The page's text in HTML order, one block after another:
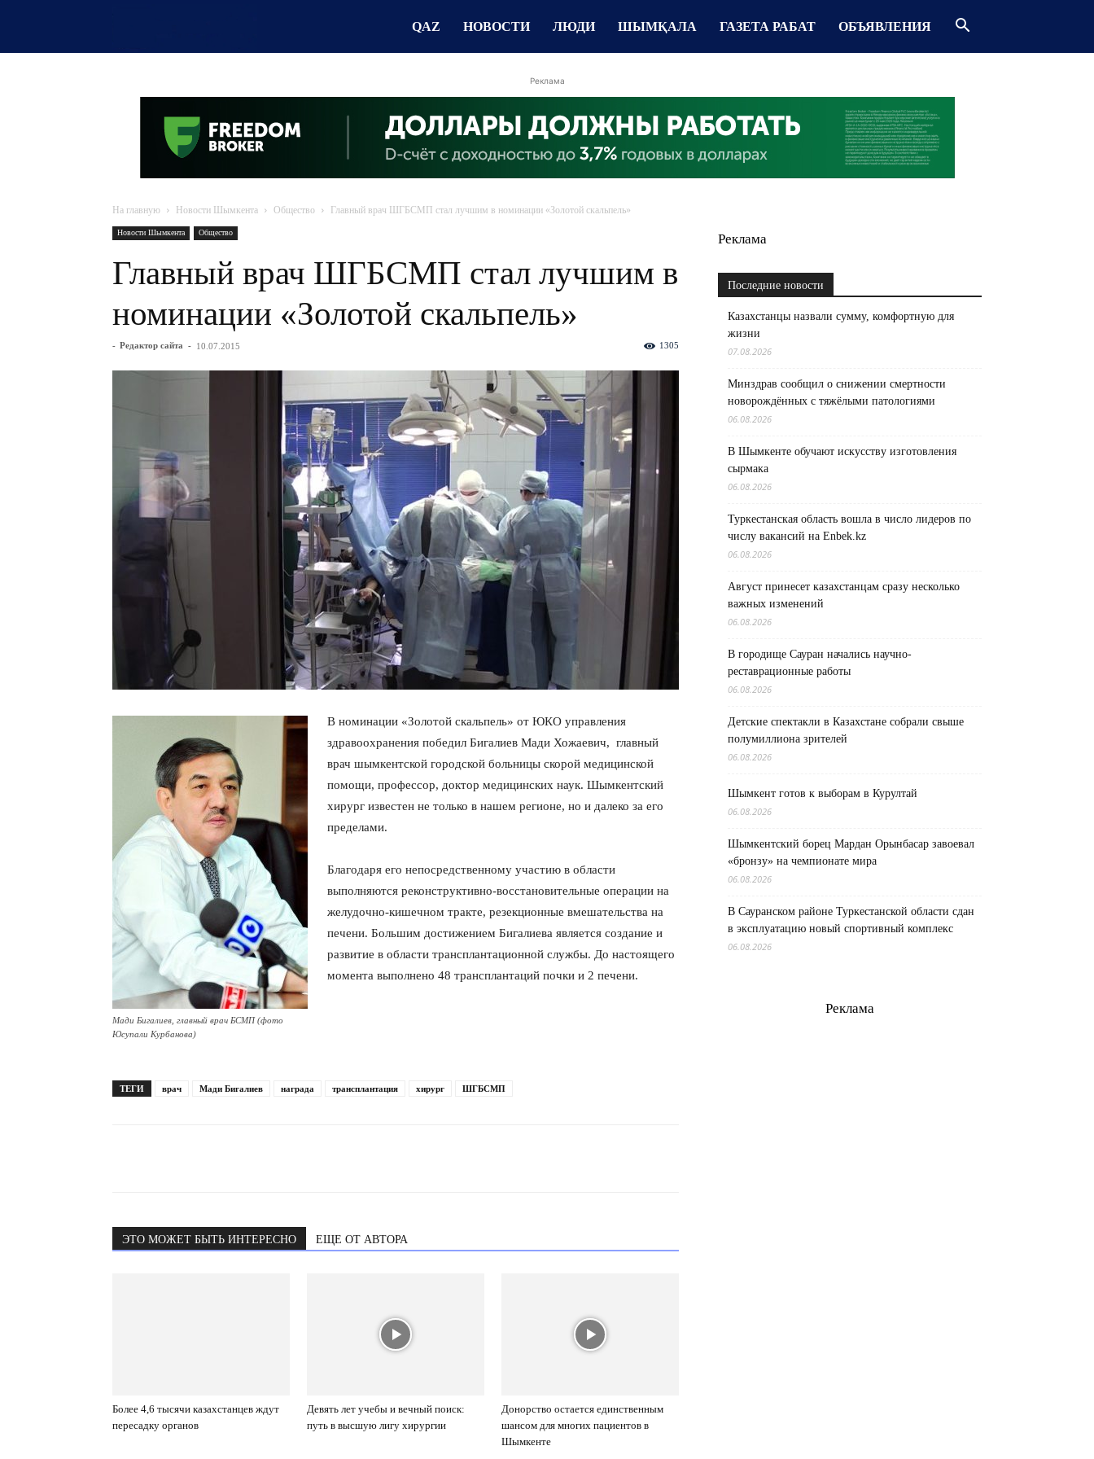
QAZ НОВОСТИ ЛЮДИ ШЫМҚАЛА ГАЗЕТА РАБАТ ОБЪЯВЛЕНИЯ
Реклама
На главную Новости Шымкента Общество Главный врач ШГБСМП стал лучшим в номинации «Золотой скальпель»
Новости Шымкента Общество
Главный врач ШГБСМП стал лучшим в
номинации «Золотой скальпель»
- Редактор сайта - 10.07.2015 1305
Мади Бигалиев, главный врач БСМП (фото
Юсупали Курбанова)
В номинации «Золотой скальпель» от ЮКО управления
здравоохранения победил Бигалиев Мади Хожаевич, главный
врач шымкентской городской больницы скорой медицинской
помощи, профессор, доктор медицинских наук. Шымкентский
хирург известен не только в нашем регионе, но и далеко за его
пределами.
Благодаря его непосредственному участию в области
выполняются реконструктивно-восстановительные операции на
желудочно-кишечном тракте, резекционные вмешательства на
печени. Большим достижением Бигалиева является создание и
развитие в области трансплантационной службы. До настоящего
момента выполнено 48 трансплантаций почки и 2 печени.
ТЕГИ врач Мади Бигалиев награда трансплантация хирург ШГБСМП
ЭТО МОЖЕТ БЫТЬ ИНТЕРЕСНО ЕЩЕ ОТ АВТОРА
Более 4,6 тысячи казахстанцев ждут
пересадку органов
Девять лет учебы и вечный поиск:
путь в высшую лигу хирургии
Донорство остается единственным
шансом для многих пациентов в
Шымкенте
Реклама
Последние новости
Казахстанцы назвали сумму, комфортную для
жизни
07.08.2026
Минздрав сообщил о снижении смертности
новорождённых с тяжёлыми патологиями
06.08.2026
В Шымкенте обучают искусству изготовления
сырмака
06.08.2026
Туркестанская область вошла в число лидеров по
числу вакансий на Enbek.kz
06.08.2026
Август принесет казахстанцам сразу несколько
важных изменений
06.08.2026
В городище Сауран начались научно-
реставрационные работы
06.08.2026
Детские спектакли в Казахстане собрали свыше
полумиллиона зрителей
06.08.2026
Шымкент готов к выборам в Курултай
06.08.2026
Шымкентский борец Мардан Орынбасар завоевал
«бронзу» на чемпионате мира
06.08.2026
В Сауранском районе Туркестанской области сдан
в эксплуатацию новый спортивный комплекс
06.08.2026
Реклама